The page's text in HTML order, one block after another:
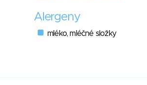
Alergeny
mléko, mléčné složky